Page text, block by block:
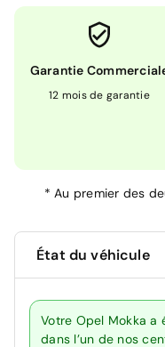
Garantie
12 mois de garantie
*Au premier des
État du véhicule
Votre Opel Mokka
dans l’un de nos